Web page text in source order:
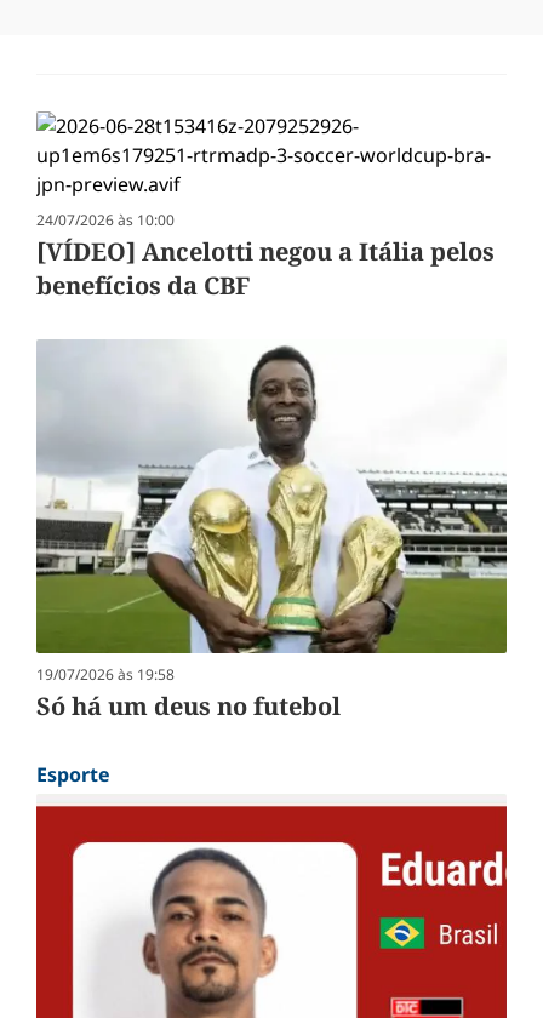
24/07/2026 às 10:00
[VÍDEO] Ancelotti negou a Itália pelos
benefícios da CBF
19/07/2026 às 19:58
Só há um deus no futebol
Esporte